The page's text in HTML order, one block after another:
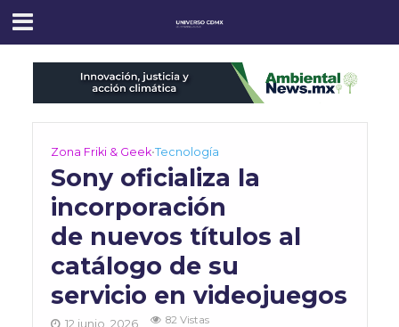
Zona Friki & Geek•Tecnología
Sony oficializa la
incorporación
de nuevos títulos al
catálogo de su
servicio en videojuegos
12 junio, 2026 82 Vistas